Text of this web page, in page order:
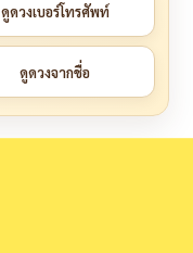
ดูดวงเบอร์โทรศัพท์
ดูดวงจากชื่อ